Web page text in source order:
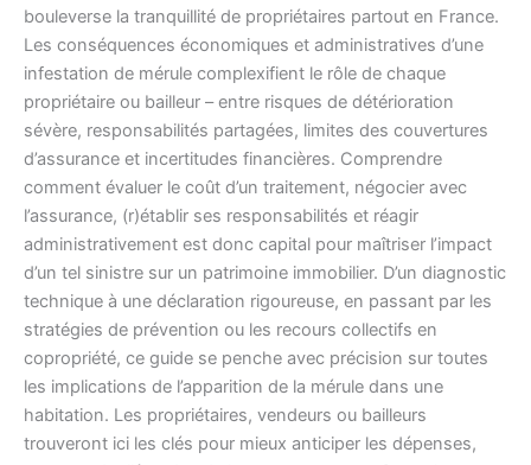
bouleverse la tranquillité de propriétaires partout en France.
Les conséquences économiques et administratives d’une
infestation de mérule complexifient le rôle de chaque
propriétaire ou bailleur – entre risques de détérioration
sévère, responsabilités partagées, limites des couvertures
d’assurance et incertitudes financières. Comprendre
comment évaluer le coût d’un traitement, négocier avec
l’assurance, (r)établir ses responsabilités et réagir
administrativement est donc capital pour maîtriser l’impact
d’un tel sinistre sur un patrimoine immobilier. D’un diagnostic
technique à une déclaration rigoureuse, en passant par les
stratégies de prévention ou les recours collectifs en
copropriété, ce guide se penche avec précision sur toutes
les implications de l’apparition de la mérule dans une
habitation. Les propriétaires, vendeurs ou bailleurs
trouveront ici les clés pour mieux anticiper les dépenses,